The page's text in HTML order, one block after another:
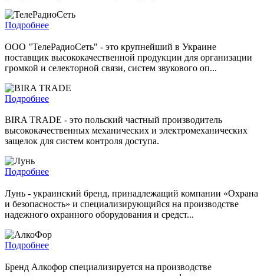
Подробнее
ООО "ТелеРадиоСеть" - это крупнейший в Украине
поставщик высококачественной продукции для организации
громкой и селекторной связи, систем звукового оп...
Подробнее
BIRA TRADE - это польский частный производитель
высококачественных механических и электромеханических
защелок для систем контроля доступа.
Подробнее
Лунь - украинский бренд, принадлежащий компании «Охрана
и безопасность» и специализирующийся на производстве
надежного охранного оборудования и средст...
Подробнее
Бренд Алкофор специализируется на производстве